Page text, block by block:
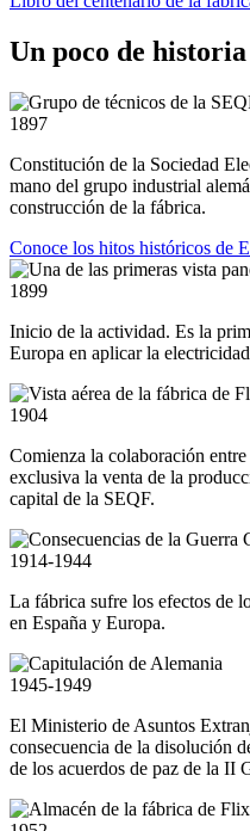
Un poco de historia
1897
Constitución de la Sociedad
mano del grupo industrial
construcción de la fábrica.
Conoce los hitos históricos de
1899
Inicio de la actividad. Es la
Europa en aplicar la
1904
Comienza la colaboración
exclusiva la venta de la
capital de la SEQF.
1914-1944
La fábrica sufre los efectos de
en España y Europa.
1945-1949
El Ministerio de Asuntos
consecuencia de la disolución
de los acuerdos de paz de la II